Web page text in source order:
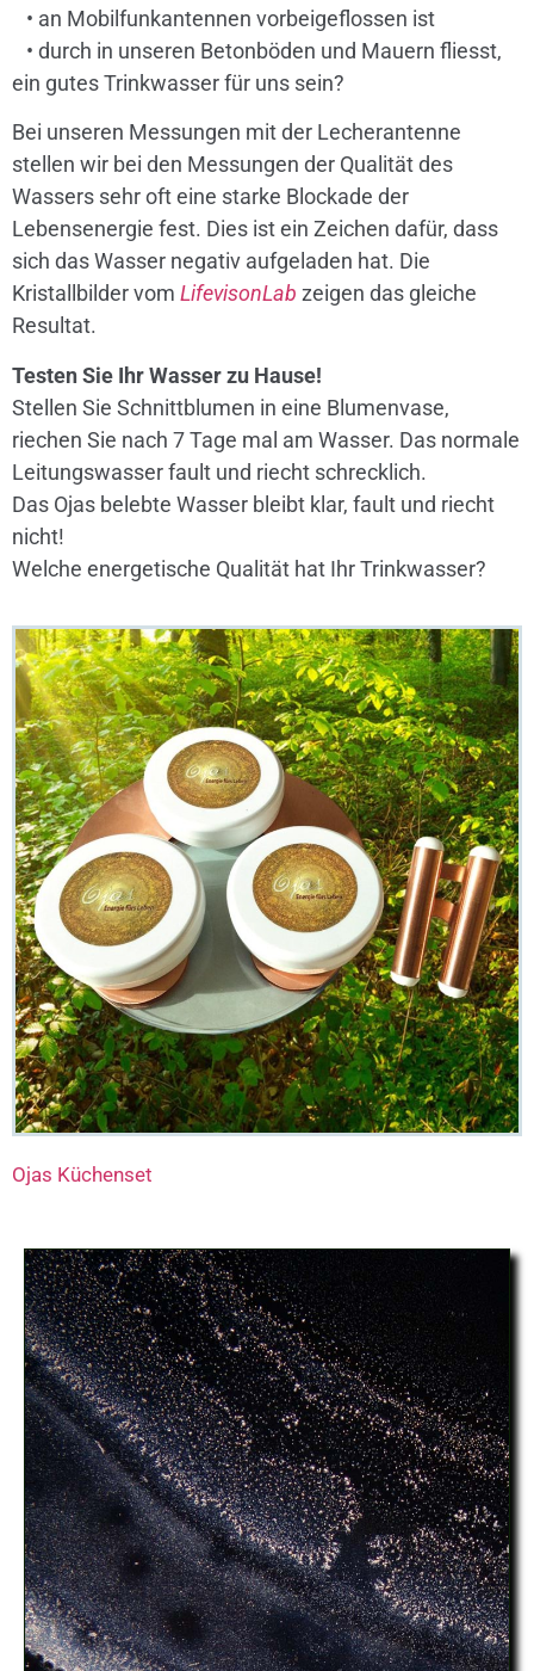
• an Mobilfunkantennen vorbeigeflossen ist
• durch in unseren Betonböden und Mauern fliesst,
ein gutes Trinkwasser für uns sein?
Bei unseren Messungen mit der Lecherantenne
stellen wir bei den Messungen der Qualität des
Wassers sehr oft eine starke Blockade der
Lebensenergie fest. Dies ist ein Zeichen dafür, dass
sich das Wasser negativ aufgeladen hat. Die
Kristallbilder vom LifevisonLab zeigen das gleiche
Resultat.
Testen Sie Ihr Wasser zu Hause!
Stellen Sie Schnittblumen in eine Blumenvase,
riechen Sie nach 7 Tage mal am Wasser. Das normale
Leitungswasser fault und riecht schrecklich.
Das Ojas belebte Wasser bleibt klar, fault und riecht
nicht!
Welche energetische Qualität hat Ihr Trinkwasser?
Ojas Küchenset